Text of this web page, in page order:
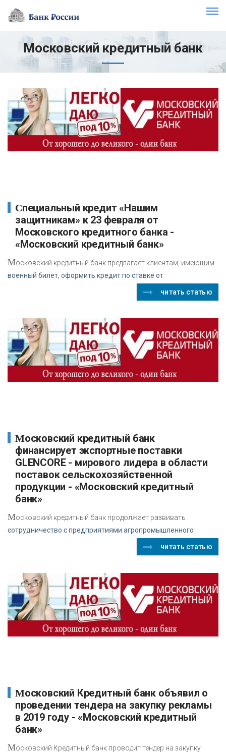
Московский кредитный банк
Специальный кредит «Нашим
защитникам» к 23 февраля от
Московского кредитного банка -
«Московский кредитный банк»
Московский кредитный банк предлагает клиентам, имеющим
военный билет, оформить кредит по ставке от
читать статью
Московский кредитный банк
финансирует экспортные поставки
GLENCORE - мирового лидера в области
поставок сельскохозяйственной
продукции - «Московский кредитный
банк»
Московский кредитный банк продолжает развивать
сотрудничество с предприятиями агропромышленного
читать статью
Московский Кредитный банк объявил о
проведении тендера на закупку рекламы
в 2019 году - «Московский кредитный
банк»
Московский Кредитный банк проводит тендер на закупку